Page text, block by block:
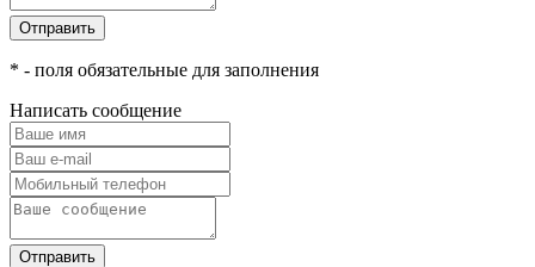
Отправить
* - поля обязательные для заполнения
Написать сообщение
Отправить